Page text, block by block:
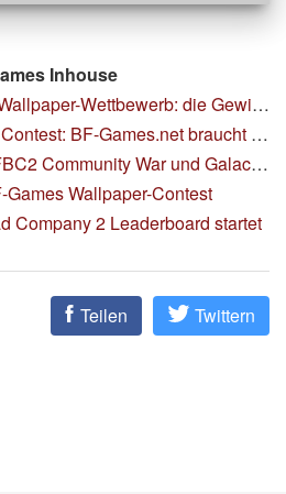
Inhouse
Wettbewerb: die Gewinner stehen fest
BF-Games.net braucht eure Stimme
War und Galactic Conquest Spielabend
Games Wallpaper-Contest
Company 2 Leaderboard startet
Teilen Twittern